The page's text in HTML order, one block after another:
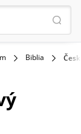
Biblia